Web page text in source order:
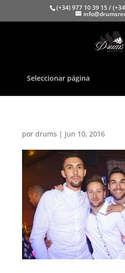
(+34) 977 10 39 15 /
Seleccionar página
por drums | Jun 10, 2016